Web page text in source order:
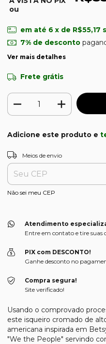
ou
em até 6 x de R$55,17
7% de desconto
Ver mais detalhes
Frete grátis
Adicione este produto e
Entregas para o CEP:
Meios de envio
Não sei meu CEP
Atendimento
Entre em contato e tire suas
PIX com DESCONTO!
Ganhe desconto no
Compra segura!
Site verificado!
Usando o comprovado
este isqueiro cromado de
americana inspirada em
"We the People" servindo